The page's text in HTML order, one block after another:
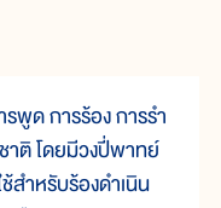
ด การร้อง การรำ
าติ โดยมีวงปี่พาทย์
สำหรับร้องดำเนิน